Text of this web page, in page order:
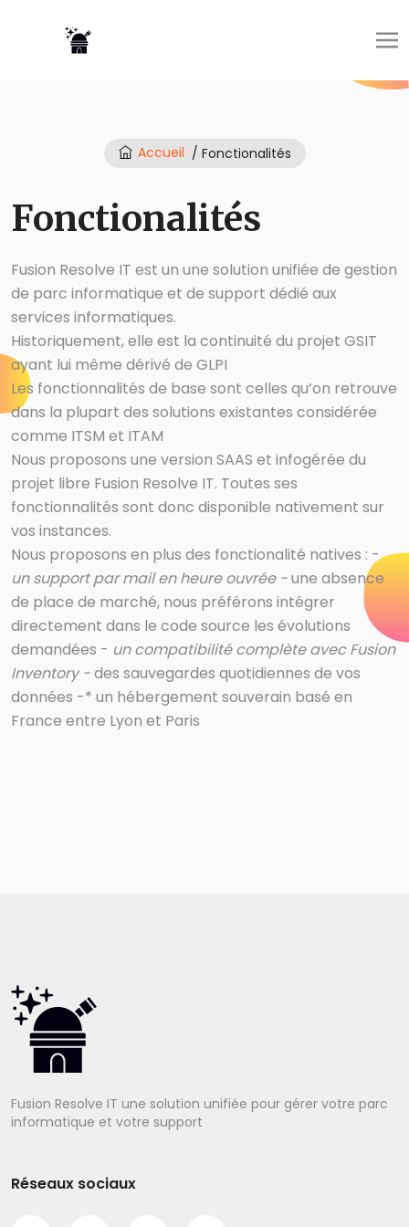
Accueil / Fonctionalités
Fonctionalités
Fusion Resolve IT est un une solution unifiée de gestion
de parc informatique et de support dédié aux
services informatiques.
Historiquement, elle est la continuité du projet GSIT
ayant lui même dérivé de GLPI
Les fonctionnalités de base sont celles qu’on retrouve
dans la plupart des solutions existantes considérée
comme ITSM et ITAM
Nous proposons une version SAAS et infogérée du
projet libre Fusion Resolve IT. Toutes ses
fonctionnalités sont donc disponible nativement sur
vos instances.
Nous proposons en plus des fonctionalité natives : -
un support par mail en heure ouvrée -une absence
de place de marché, nous préférons intégrer
directement dans le code source les évolutions
demandées - un compatibilité complète avecFusion
Inventory-des sauvegardes quotidiennes de vos
données -* un hébergement souverain basé en
France entre Lyon et Paris
Fusion Resolve IT une solution unifiée pour gérer votre parc
informatique et votre support
Réseaux sociaux